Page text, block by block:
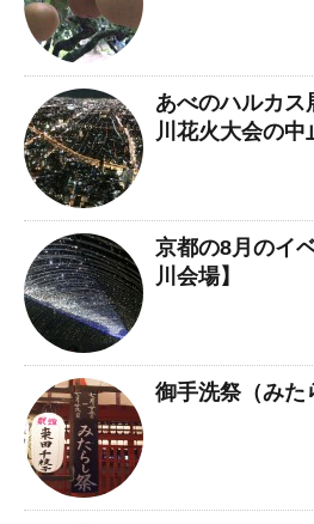
あべのハルカス
川花火大会の中
京都の8月のイ
川会場】
御手洗祭（みた